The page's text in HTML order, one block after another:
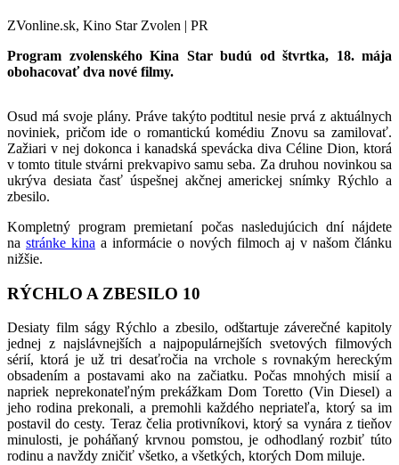
ZVonline.sk, Kino Star Zvolen | PR
Program zvolenského Kina Star budú od štvrtka, 18. mája
obohacovať dva nové filmy.
Osud má svoje plány. Práve takýto podtitul nesie prvá z aktuálnych
noviniek, pričom ide o romantickú komédiu Znovu sa zamilovať.
Zažiari v nej dokonca i kanadská spevácka diva Céline Dion, ktorá
v tomto titule stvárni prekvapivo samu seba. Za druhou novinkou sa
ukrýva desiata časť úspešnej akčnej americkej snímky Rýchlo a
zbesilo.
Kompletný program premietaní počas nasledujúcich dní nájdete
na stránke kina a informácie o nových filmoch aj v našom článku
nižšie.
RÝCHLO A ZBESILO 10
Desiaty film ságy Rýchlo a zbesilo, odštartuje záverečné kapitoly
jednej z najslávnejších a najpopulárnejších svetových filmových
sérií, ktorá je už tri desaťročia na vrchole s rovnakým hereckým
obsadením a postavami ako na začiatku. Počas mnohých misií a
napriek neprekonateľným prekážkam Dom Toretto (Vin Diesel) a
jeho rodina prekonali, a premohli každého nepriateľa, ktorý sa im
postavil do cesty. Teraz čelia protivníkovi, ktorý sa vynára z tieňov
minulosti, je poháňaný krvnou pomstou, je odhodlaný rozbiť túto
rodinu a navždy zničiť všetko, a všetkých, ktorých Dom miluje.